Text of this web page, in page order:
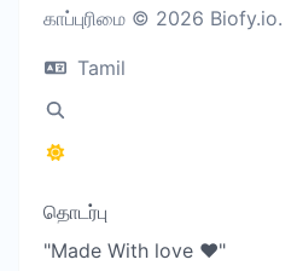
காப்புரிமை © 2026 Biofy.io.
Tamil
தொடர்பு
"Made With love ❤️"